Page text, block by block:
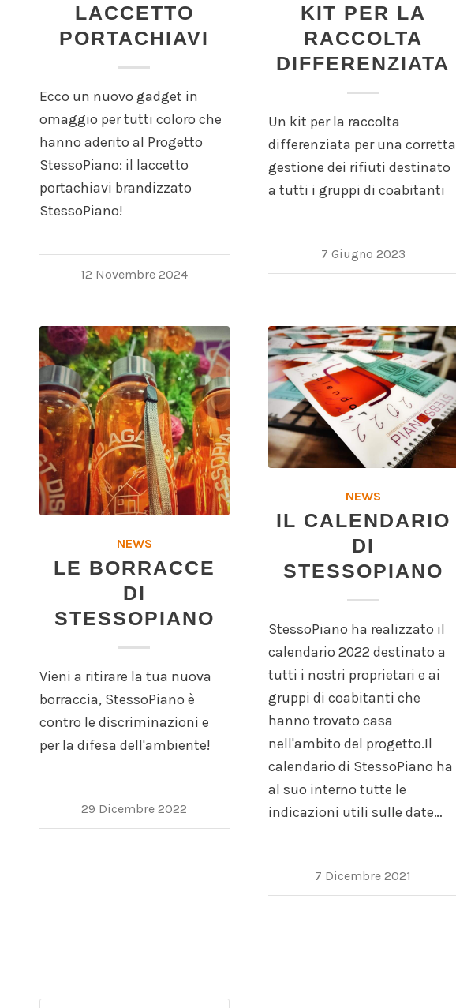
LACCETTO
PORTACHIAVI
Ecco un nuovo gadget in
omaggio per tutti coloro che
hanno aderito al Progetto
StessoPiano: il laccetto
portachiavi brandizzato
StessoPiano!
12 Novembre 2024
KIT PER LA
RACCOLTA
DIFFERENZIATA
Un kit per la raccolta
differenziata per una corretta
gestione dei rifiuti destinato
a tutti i gruppi di coabitanti
7 Giugno 2023
NEWS
LE BORRACCE
DI
STESSOPIANO
Vieni a ritirare la tua nuova
borraccia, StessoPiano è
contro le discriminazioni e
per la difesa dell'ambiente!
29 Dicembre 2022
NEWS
IL CALENDARIO
DI
STESSOPIANO
StessoPiano ha realizzato il
calendario 2022 destinato a
tutti i nostri proprietari e ai
gruppi di coabitanti che
hanno trovato casa
nell'ambito del progetto.Il
calendario di StessoPiano ha
al suo interno tutte le
indicazioni utili sulle date…
7 Dicembre 2021